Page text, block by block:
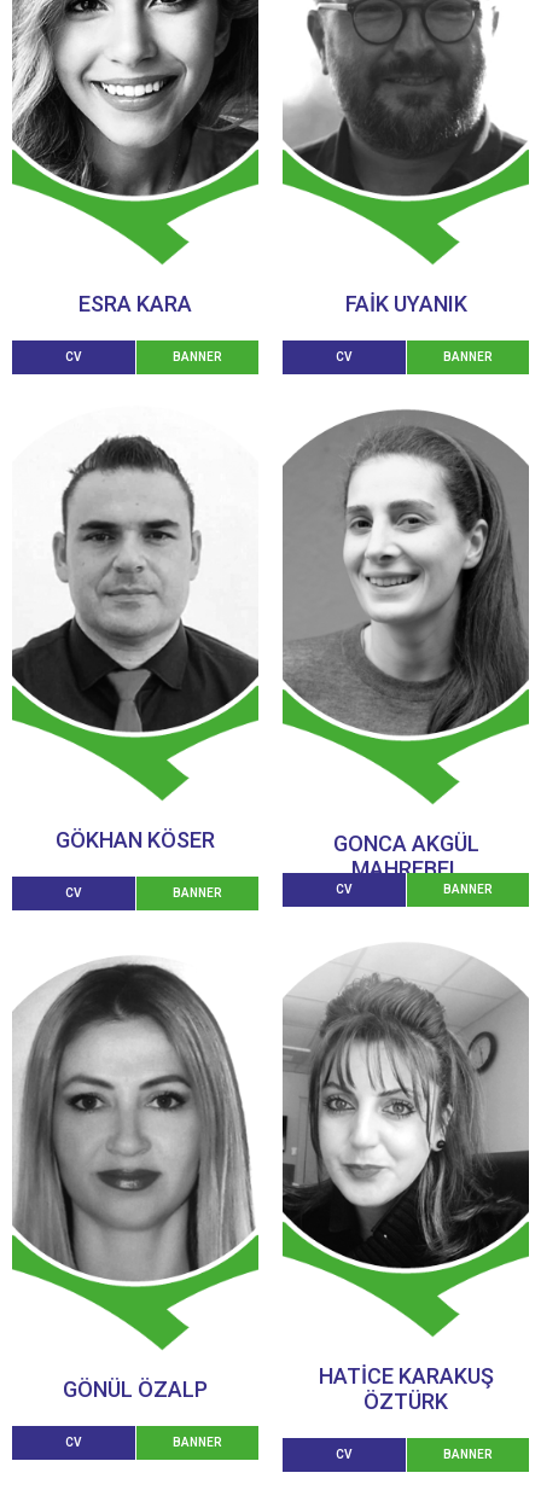
ESRA KARA
CV BANNER
FAİK UYANIK
CV BANNER
GÖKHAN KÖSER
CV BANNER
GONCA AKGÜL
MAHREBEL
CV BANNER
GÖNÜL ÖZALP
CV BANNER
HATİCE KARAKUŞ
ÖZTÜRK
CV BANNER